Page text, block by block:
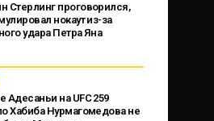
Стерлинг проговорился,
нокаут из-за
удара Петра Яна
Адесаньи на UFC 259
Хабиба Нурмагомедова не